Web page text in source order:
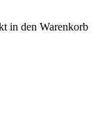
in den Warenkorb